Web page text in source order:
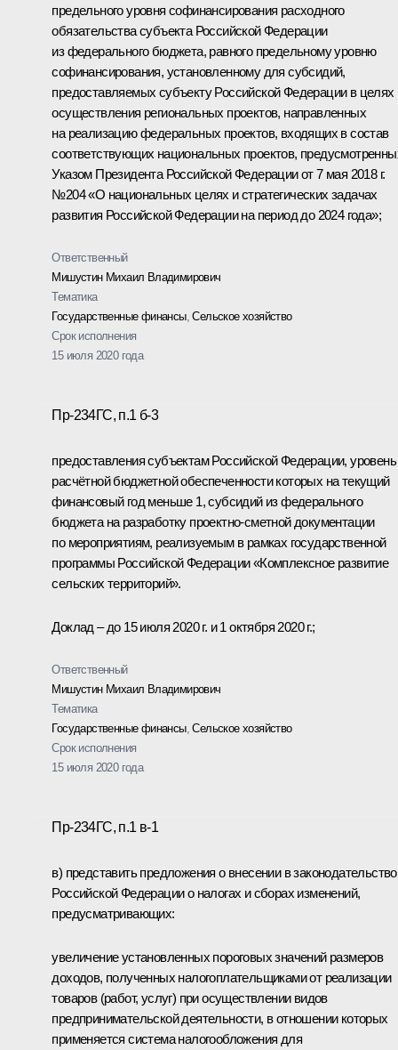
предельного уровня софинансирования расходного
обязательства субъекта Российской Федерации
из федерального бюджета, равного предельному уровню
софинансирования, установленному для субсидий,
предоставляемых субъекту Российской Федерации в целях
осуществления региональных проектов, направленных
на реализацию федеральных проектов, входящих в состав
соответствующих национальных проектов,
Указом Президента Российской Федерации от 7 мая 2018 г.
№204 «О национальных целях и стратегических задачах
развития Российской Федерации на период до 2024 года»;
Ответственный
Мишустин Михаил Владимирович
Тематика
Государственные финансы,Сельское хозяйство
Срок исполнения
15 июля 2020 года
Пр-234ГС, п.1 б-3
предоставления субъектам Российской Федерации, уровень
расчётной бюджетной обеспеченности которых на текущий
финансовый год меньше 1, субсидий из федерального
бюджета на разработку проектно-сметной документации
по мероприятиям, реализуемым в рамках государственной
программы Российской Федерации «Комплексное развитие
сельских территорий».
Доклад – до 15 июля 2020 г. и 1 октября 2020 г.;
Ответственный
Мишустин Михаил Владимирович
Тематика
Государственные финансы,Сельское хозяйство
Срок исполнения
15 июля 2020 года
Пр-234ГС, п.1 в-1
в) представить предложения о внесении в законодательство
Российской Федерации о налогах и сборах изменений,
предусматривающих:
увеличение установленных пороговых значений размеров
доходов, полученных налогоплательщиками от реализации
товаров (работ, услуг) при осуществлении видов
предпринимательской деятельности, в отношении которых
применяется система налогообложения для